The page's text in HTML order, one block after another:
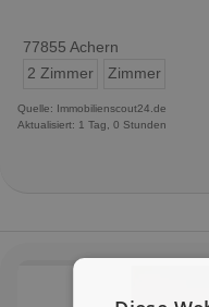
77855 Achern
2 Zimmer
Zimmer
Quelle: Immobilienscout24.de
Aktualisiert: 1 Tag, 0 Stunden